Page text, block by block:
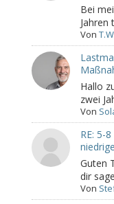
Bei
Jahren
Von
Hallo
zwei
Von
RE: 5-
Guten
dir
Von